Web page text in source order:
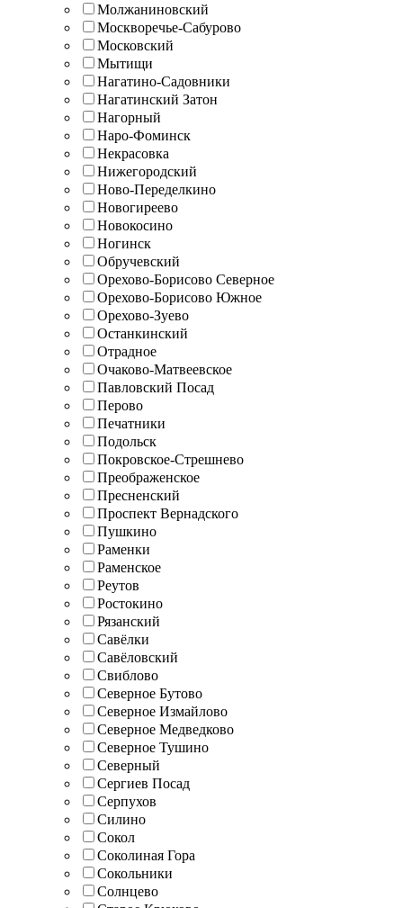
Молжаниновский
Москворечье-Сабурово
Московский
Мытищи
Нагатино-Садовники
Нагатинский Затон
Нагорный
Наро-Фоминск
Некрасовка
Нижегородский
Ново-Переделкино
Новогиреево
Новокосино
Ногинск
Обручевский
Орехово-Борисово Северное
Орехово-Борисово Южное
Орехово-Зуево
Останкинский
Отрадное
Очаково-Матвеевское
Павловский Посад
Перово
Печатники
Подольск
Покровское-Стрешнево
Преображенское
Пресненский
Проспект Вернадского
Пушкино
Раменки
Раменское
Реутов
Ростокино
Рязанский
Савёлки
Савёловский
Свиблово
Северное Бутово
Северное Измайлово
Северное Медведково
Северное Тушино
Северный
Сергиев Посад
Серпухов
Силино
Сокол
Соколиная Гора
Сокольники
Солнцево